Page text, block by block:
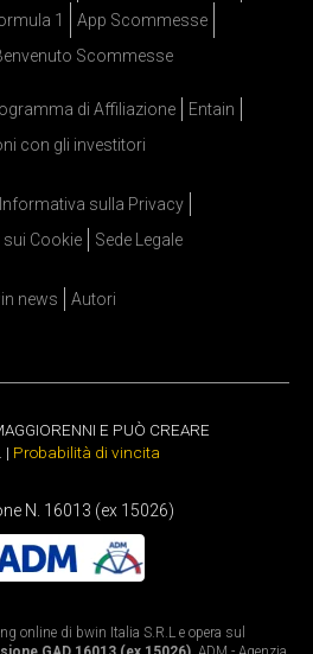
1
App Scommesse
Scommesse
di Affiliazione
Entain
con gli investitori
Informativa sulla Privacy
Cookie
Sede Legale
news Autori
E PUÒ CREARE
| Probabilità di vincita
N. 16013 (ex 15026)
online di bwin Italia S.R.L e opera sul